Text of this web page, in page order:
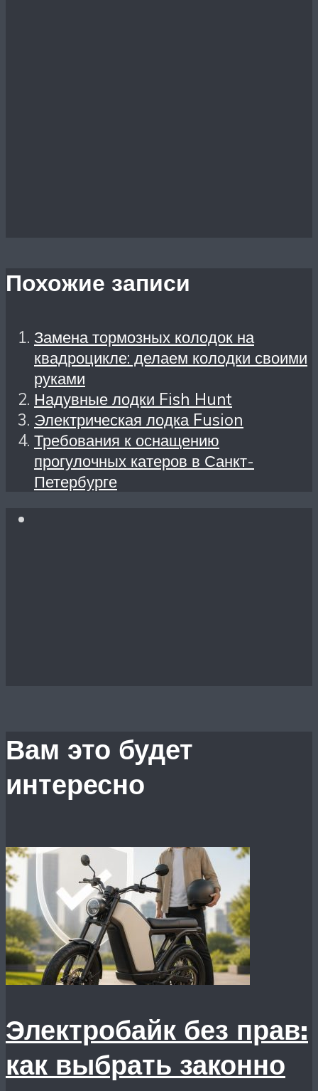
Похожие записи
Замена тормозных колодок на
квадроцикле: делаем колодки своими
руками
Надувные лодки Fish Hunt
Электрическая лодка Fusion
Требования к оснащению
прогулочных катеров в Санкт-
Петербурге
Вам это будет
интересно
Электробайк без прав:
как выбрать законно